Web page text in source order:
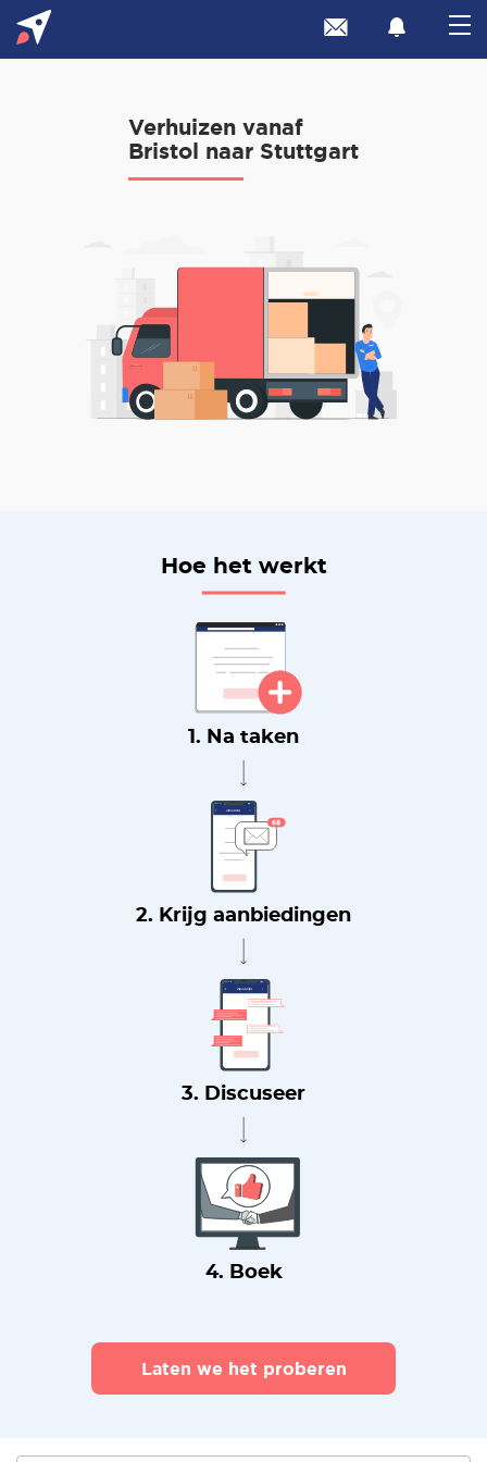
Verhuizen vanaf
Bristol naar Stuttgart
Hoe het werkt
1. Na taken
2. Krijg aanbiedingen
3. Discuseer
4. Boek
Laten we het proberen